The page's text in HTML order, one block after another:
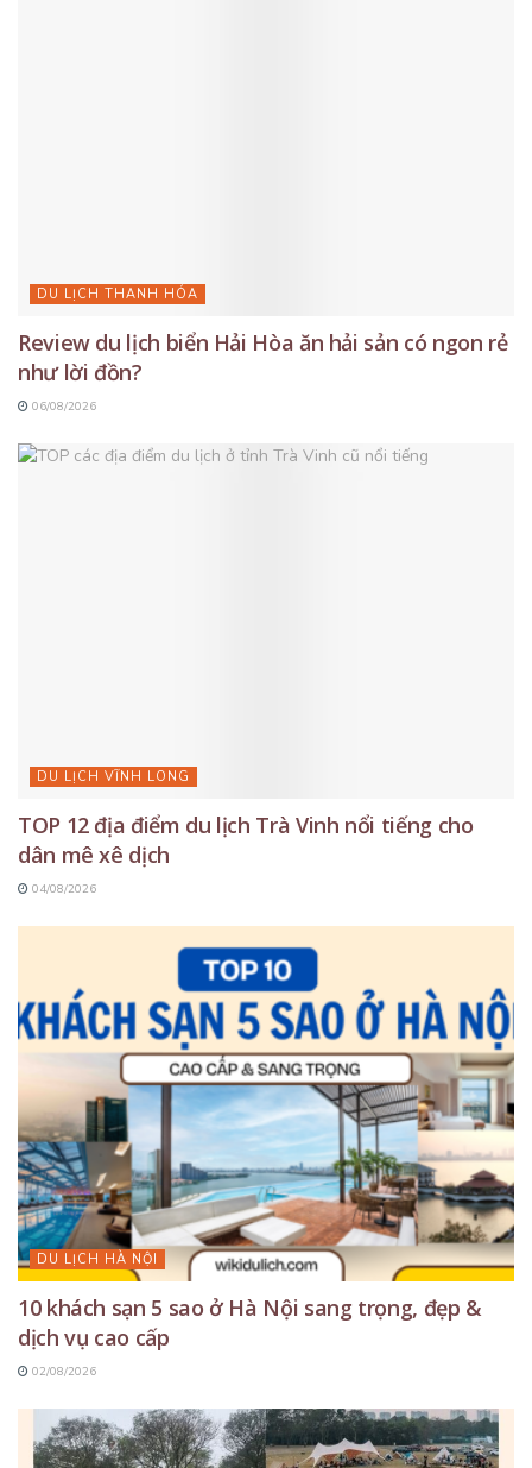
DU LỊCH THANH HÓA
Review du lịch biển Hải Hòa ăn hải sản có ngon rẻ
như lời đồn?
06/08/2026
DU LỊCH VĨNH LONG
TOP 12 địa điểm du lịch Trà Vinh nổi tiếng cho
dân mê xê dịch
04/08/2026
DU LỊCH HÀ NỘI
10 khách sạn 5 sao ở Hà Nội sang trọng, đẹp &
dịch vụ cao cấp
02/08/2026